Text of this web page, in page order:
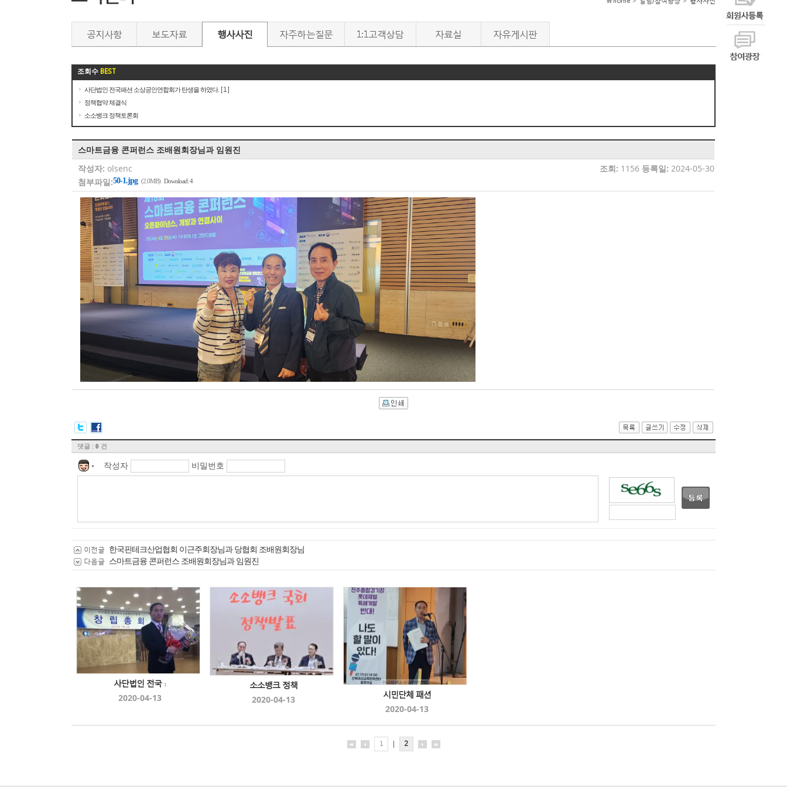
공지사항 보도자료 행사사진 자주하는질문 1:1고객상담 자료실 자유게시판
조회수 BEST
사단법인 전국패션 소상공인연합회가 탄생을 하였다. [1]
정책협약 체결식
소소뱅크 정책토론회
스마트금융 콘퍼런스 조배원회장님과 임원진
작성자: olsenc 조회: 1156 등록일: 2024-05-30
첨부파일:50-1.jpg (2.0MB) Download: 4
댓글 : 0 건
▼ 작성자 비밀번호
이전글 한국핀테크산업협회 이근주회장님과 당협회 조배원회장님
다음글 스마트금융 콘퍼런스 조배원회장님과 임원진
사단법인 전국 1
2020-04-13
소소뱅크 정책
2020-04-13
시민단체 패션
2020-04-13
1 | 2